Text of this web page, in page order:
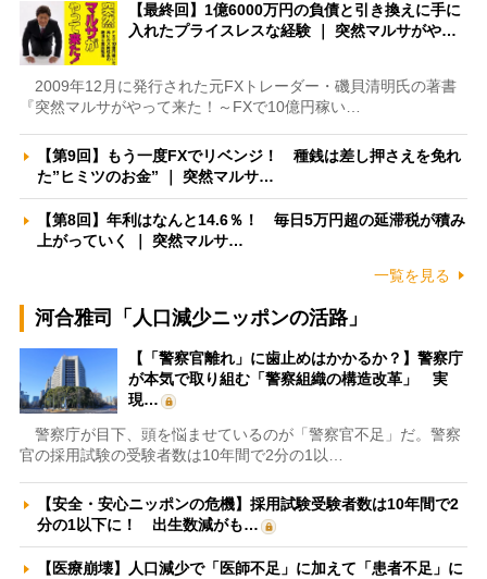
【最終回】1億6000万円の負債と引き換えに手に
入れたプライスレスな経験 ｜ 突然マルサがや…
2009年12月に発行された元FXトレーダー・磯貝清明氏の著書
『突然マルサがやって来た！～FXで10億円稼い…
【第9回】もう一度FXでリベンジ！ 種銭は差し押さえを免れ
た”ヒミツのお金” ｜ 突然マルサ…
【第8回】年利はなんと14.6％！ 毎日5万円超の延滞税が積み
上がっていく ｜ 突然マルサ…
一覧を見る
河合雅司「人口減少ニッポンの活路」
【「警察官離れ」に歯止めはかかるか？】警察庁
が本気で取り組む「警察組織の構造改革」 実
現…
警察庁が目下、頭を悩ませているのが「警察官不足」だ。警察
官の採用試験の受験者数は10年間で2分の1以…
【安全・安心ニッポンの危機】採用試験受験者数は10年間で2
分の1以下に！ 出生数減がも…
【医療崩壊】人口減少で「医師不足」に加えて「患者不足」に